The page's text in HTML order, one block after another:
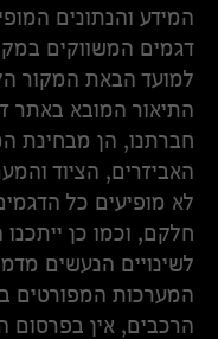
המידע והנתונים
דגמים המשווקים
למועד הבאת המקור
התיאור המובא באתר
חברתנו, הן מבחינת
האביזרים, הציוד
לא מופיעים כל
חלקם, וכמו כן
לשינויים הנעשים
המערכות המפורטים
הרכבים, אין בפרסום